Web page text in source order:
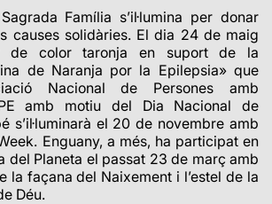
Família s’il·lumina per donar
causes solidàries. El dia 24 de maig
de color taronja en suport de la
de Naranja por la Epilepsia» que
Nacional de Persones amb
amb motiu del Dia Nacional de
s’il·luminarà el 20 de novembre amb
. Enguany, a més, ha participat en
del Planeta el passat 23 de març amb
la façana del Naixement i l’estel de la
Déu.